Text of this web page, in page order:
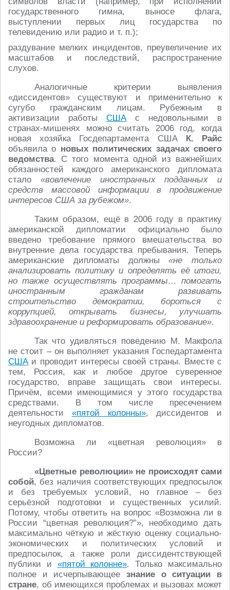
государственного гимна, выносе флага,
выступлении первых лиц государства по
телевидению или радио и т. п.);
раздувание мелких инцидентов, преувеличение их
масштабов и последствий, распространение
слухов.
Аналогичные критерии выявления
«диссидентов» существуют и применительно к
сугубо гражданским лицам. Рубежным в
активизации работы СШАс недовольными в
странах-мишенях можно считать 2006 год, когда
новая хозяйка Госдепартамента США К. Райс
объявила о новых политических задачах своего
ведомства. С того момента одной из важнейших
обязанностей каждого американского дипломата
стало «вовлечение иностранных подданных и
средств массовой информации в продвижение
интересов США за рубежом».
Таким образом, ещё в 2006 году в практику
американской дипломатии официально было
введено требование прямого вмешательства во
внутренние дела государства пребывания. Теперь
американские дипломаты должны«не только
анализировать политику и определять её итоги,
но также осуществлять программы… помогать
иностранным гражданам развивать
строительство демократии, бороться с
коррупцией, открывать бизнесы, улучшать
здравоохранение и реформировать образование».
Так что удивляться поведению М. Макфола
не стоит – он выполняет указания Госпедартамента
СШАи проводит интересы своей страны. Вместе с
тем, Россия, как и любое другое суверенное
государство, вправе защищать свои интересы.
Причём, всеми имеющимися у этого государства
средствами. В том числе пресечением
деятельности «пятой колонны», диссидентов и
неугодных дипломатов.
Возможна ли «цветная революция» в
России?
«Цветные революции» не происходят сами
собой, без наличия соответствующих предпосылок
и без требуемых условий, но главное – без
серьёзной подготовки и существенных усилий.
Потому, чтобы ответить на вопрос «Возможна ли в
России “цветная революция?”», необходимо дать
максимально чёткую и жёсткую оценку социально-
экономических и политических условий и
предпосылок, а также роли диссидентствующей
публики и «пятой колонне». Только максимально
полное и исчерпывающее знание о ситуации в
стране, об имеющихся проблемах и вызовах может